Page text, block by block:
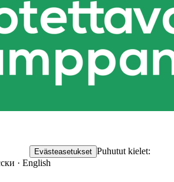
Evästeasetukset Puhutut kielet:
· English